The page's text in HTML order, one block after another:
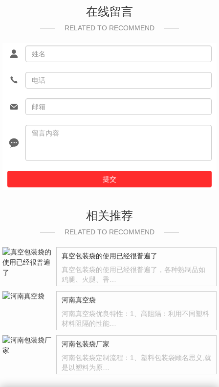
在线留言
RELATED TO RECOMMEND
提交
相关推荐
RELATED TO RECOMMEND
真空包装袋的使用已经很普遍了
真空包装袋的使用已经很普遍了，各种熟制品如
鸡腿、火腿、香…
河南真空袋
河南真空袋优良特性：1、高阻隔：利用不同塑料
材料阻隔的性能…
河南包装袋厂家
河南包装袋定制流程：1、塑料包装袋顾名思义,就
是以塑料为原…